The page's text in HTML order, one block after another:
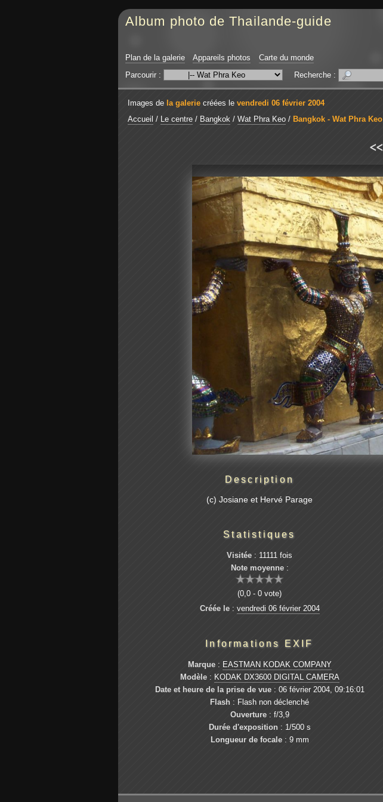
Album photo de Thailande-guide
Plan de la galerie Appareils photos
Carte du monde
Parcourir :
Recherche :
Images de la galerie créées le vendredi 06 février 2004
Accueil / Le centre / Bangkok / Wat Phra Keo / Bangkok - Wat Phra Keo
<<
Description
(c) Josiane et Hervé Parage
Statistiques
Visitée : 11111 fois
Note moyenne:
(0,0 - 0 vote)
Créée le: vendredi 06 février 2004
Informations EXIF
Marque: EASTMAN KODAK COMPANY
Modèle: KODAK DX3600 DIGITAL CAMERA
Date et heure de la prise de vue: 06 février 2004, 09:16:01
Flash : Flash non déclenché
Ouverture: f/3,9
Durée d'exposition: 1/500 s
Longueur de focale: 9 mm